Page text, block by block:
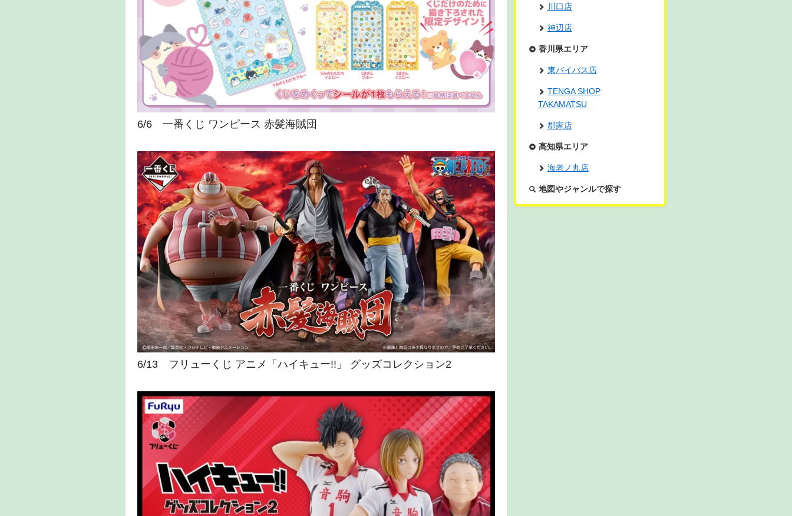
6/6 一番くじ ワンピース 赤髪海賊団
6/13 フリューくじ アニメ「ハイキュー!!」 グッズコレクション2
川口店
神辺店
香川県エリア
東バイパス店
TENGA SHOP
TAKAMATSU
郡家店
高知県エリア
海老ノ丸店
地図やジャンルで探す